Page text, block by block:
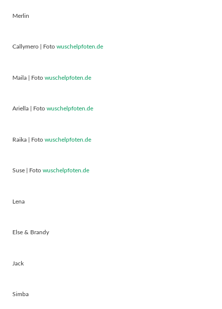
Merlin
Callymero | Foto wuschelpfoten.de
Maila | Foto wuschelpfoten.de
Ariella | Foto wuschelpfoten.de
Raika | Foto wuschelpfoten.de
Suse | Foto wuschelpfoten.de
Lena
Else & Brandy
Jack
Simba